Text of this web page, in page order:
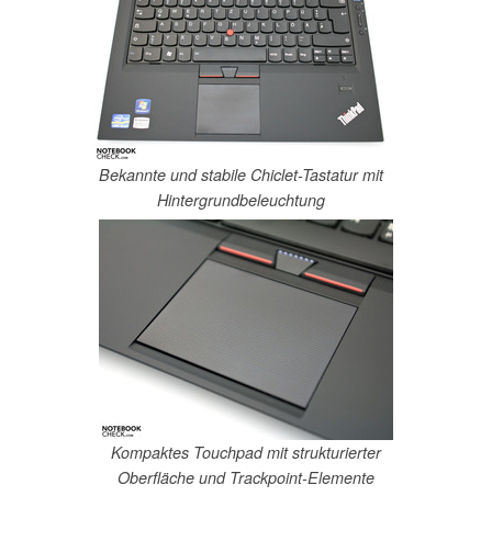
Bekannte und stabile Chiclet-Tastatur mit
Hintergrundbeleuchtung
Kompaktes Touchpad mit strukturierter
Oberfläche und Trackpoint-Elemente